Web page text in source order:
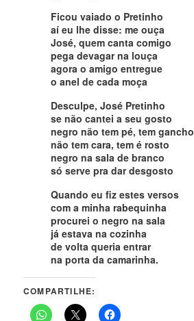
Ficou vaiado o Pretinho
aí eu lhe disse: me ouça
José, quem canta comigo
pega devagar na louça
agora o amigo entregue
o anel de cada moça
Desculpe, José Pretinho
se não cantei a seu gosto
negro não tem pé, tem gancho
não tem cara, tem é rosto
negro na sala de branco
só serve pra dar desgosto
Quando eu fiz estes versos
com a minha rabequinha
procurei o negro na sala
já estava na cozinha
de volta queria entrar
na porta da camarinha.
COMPARTILHE: